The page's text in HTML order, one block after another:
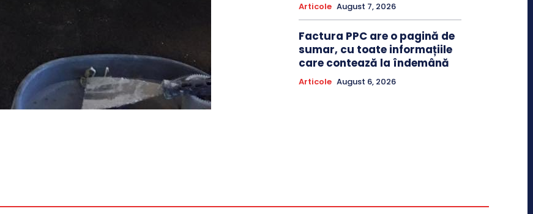
Articole August 7, 2026
Factura PPC are o pagină de
sumar, cu toate informațiile
care contează la îndemână
Articole August 6, 2026